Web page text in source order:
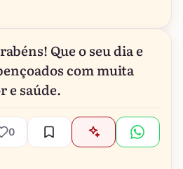
Que o seu dia e
com muita
e saúde.
0